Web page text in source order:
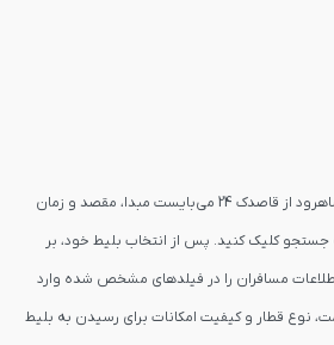
برای خرید بلیط قطار گرمسار شاهرود از قاصدک 24 می‌بایست مبدا، مقصد و زمان
جستجو کلیک کنید. پس از انتخاب بلیط خود، بر
مسافران را در فیلدهای مشخص شده وارد
نوع قطار و کیفیت امکانات برای رسیدن به بلیط